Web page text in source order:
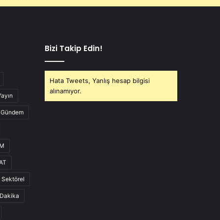
Gündem
Sektörel
Bizi Takip Edin!
Hata Tweets, Yanlış hesap bilgisi
alınamıyor.